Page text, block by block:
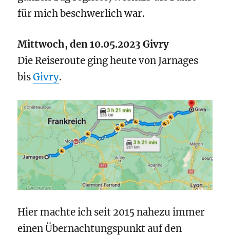
für mich beschwerlich war.
Mittwoch, den 10.05.2023 Givry
Die Reiseroute ging heute von Jarnages
bisGivry.
Hier machte ich seit 2015 nahezu immer
einen Übernachtungspunkt auf den